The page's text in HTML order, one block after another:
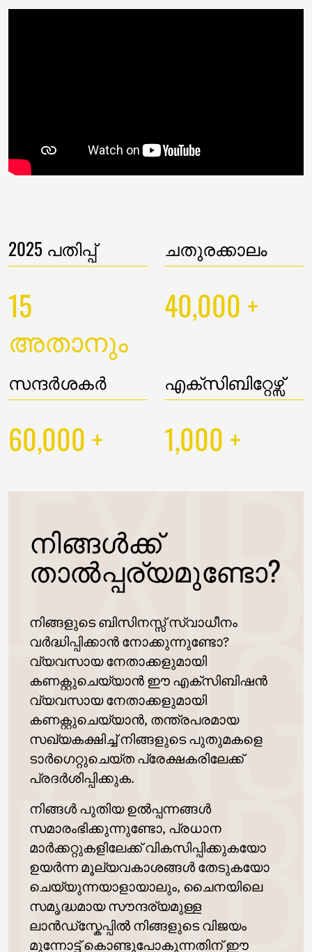
2025 പതിപ്പ്
15
അതാനും
ചതുരക്കാലം
40,000 +
സന്ദർശകർ
60,000 +
എക്സിബിറ്റേഴ്സ്
1,000 +
നിങ്ങൾക്ക്
താൽപ്പര്യമുണ്ടോ?
നിങ്ങളുടെ ബിസിനസ്സ് സ്വാധീനം
വർദ്ധിപ്പിക്കാൻ നോക്കുന്നുണ്ടോ?
വ്യവസായ നേതാക്കളുമായി
കണക്റ്റുചെയ്യാൻ ഈ എക്സിബിഷൻ
വ്യവസായ നേതാക്കളുമായി
കണക്റ്റുചെയ്യാൻ, തന്ത്രപരമായ
സഖ്യകക്ഷിച്ച് നിങ്ങളുടെ പുതുമകളെ
ടാർഗെറ്റുചെയ്ത പ്രേക്ഷകരിലേക്ക്
പ്രദർശിപ്പിക്കുക.
നിങ്ങൾ പുതിയ ഉൽപ്പന്നങ്ങൾ
സമാരംഭിക്കുന്നുണ്ടോ, പ്രധാന
മാർക്കറ്റുകളിലേക്ക് വികസിപ്പിക്കുകയോ
ഉയർന്ന മൂല്യവകാശങ്ങൾ തേടുകയോ
ചെയ്യുന്നയാളായാലും, ചൈനയിലെ
സമൃദ്ധമായ സൗന്ദര്യമുള്ള
ലാൻഡ്സ്കേപ്പിൽ നിങ്ങളുടെ വിജയം
മുന്നോട്ട് കൊണ്ടുപോകുന്നതിന് ഈ